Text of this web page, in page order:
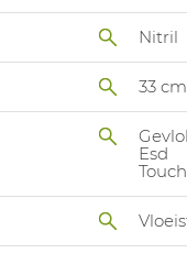
Nitril
33 cm
Esd